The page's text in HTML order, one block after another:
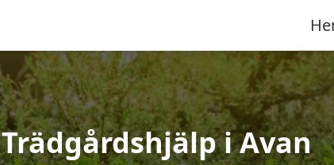
Trädgårdshjälp i Avan